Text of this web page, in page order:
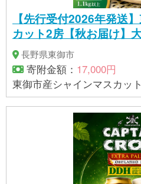
【先行受付2026年発送
カット2房【秋お届け】
長野県東御市
寄附金額： 17,000円
東御市産シャインマスカッ